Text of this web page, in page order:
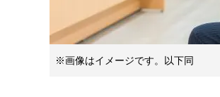
※画像はイメージです。以下同